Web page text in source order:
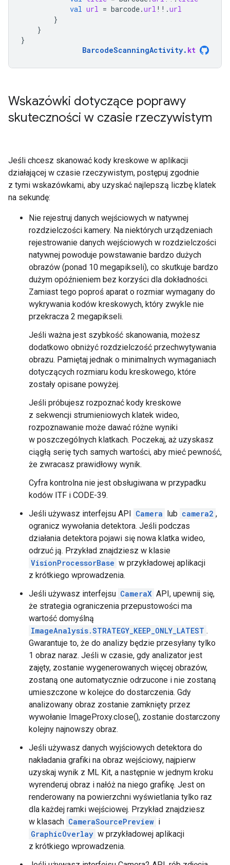
val url = barcode.url !! .url
}
}
}
BarcodeScanningActivity. kt
Wskazówki dotyczące poprawy
skuteczności w czasie rzeczywistym
Jeśli chcesz skanować kody kreskowe w aplikacji
działającej w czasie rzeczywistym, postępuj zgodnie
z tymi wskazówkami, aby uzyskać najlepszą liczbę klatek
na sekundę:
Nie rejestruj danych wejściowych w natywnej
rozdzielczości kamery. Na niektórych urządzeniach
rejestrowanie danych wejściowych w rozdzielczości
natywnej powoduje powstawanie bardzo dużych
obrazów (ponad 10 megapikseli), co skutkuje bardzo
dużym opóźnieniem bez korzyści dla dokładności.
Zamiast tego poproś aparat o rozmiar wymagany do
wykrywania kodów kreskowych, który zwykle nie
przekracza 2 megapikseli.
Jeśli ważna jest szybkość skanowania, możesz
dodatkowo obniżyć rozdzielczość przechwytywania
obrazu. Pamiętaj jednak o minimalnych wymaganiach
dotyczących rozmiaru kodu kreskowego, które
zostały opisane powyżej.
Jeśli próbujesz rozpoznać kody kreskowe
z sekwencji strumieniowych klatek wideo,
rozpoznawanie może dawać różne wyniki
w poszczególnych klatkach. Poczekaj, aż uzyskasz
ciągłą serię tych samych wartości, aby mieć pewność,
że zwracasz prawidłowy wynik.
Cyfra kontrolna nie jest obsługiwana w przypadku
kodów ITF i CODE-39.
Jeśli używasz interfejsu API Camera lub camera2 ,
ogranicz wywołania detektora. Jeśli podczas
działania detektora pojawi się nowa klatka wideo,
odrzuć ją. Przykład znajdziesz w klasie
VisionProcessorBase w przykładowej aplikacji
z krótkiego wprowadzenia.
Jeśli używasz interfejsu CameraX API, upewnij się,
że strategia ograniczenia przepustowości ma
wartość domyślną
ImageAnalysis.STRATEGY_KEEP_ONLY_LATEST .
Gwarantuje to, że do analizy będzie przesyłany tylko
1 obraz naraz. Jeśli w czasie, gdy analizator jest
zajęty, zostanie wygenerowanych więcej obrazów,
zostaną one automatycznie odrzucone i nie zostaną
umieszczone w kolejce do dostarczenia. Gdy
analizowany obraz zostanie zamknięty przez
wywołanie ImageProxy.close(), zostanie dostarczony
kolejny najnowszy obraz.
Jeśli używasz danych wyjściowych detektora do
nakładania grafiki na obraz wejściowy, najpierw
uzyskaj wynik z ML Kit, a następnie w jednym kroku
wyrenderuj obraz i nałóż na niego grafikę. Jest on
renderowany na powierzchni wyświetlania tylko raz
dla każdej ramki wejściowej. Przykład znajdziesz
w klasach CameraSourcePreview i
GraphicOverlay w przykładowej aplikacji
z krótkiego wprowadzenia.